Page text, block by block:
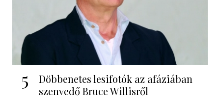
5
Döbbenetes lesifotók az afáziában
szenvedő Bruce Willisről